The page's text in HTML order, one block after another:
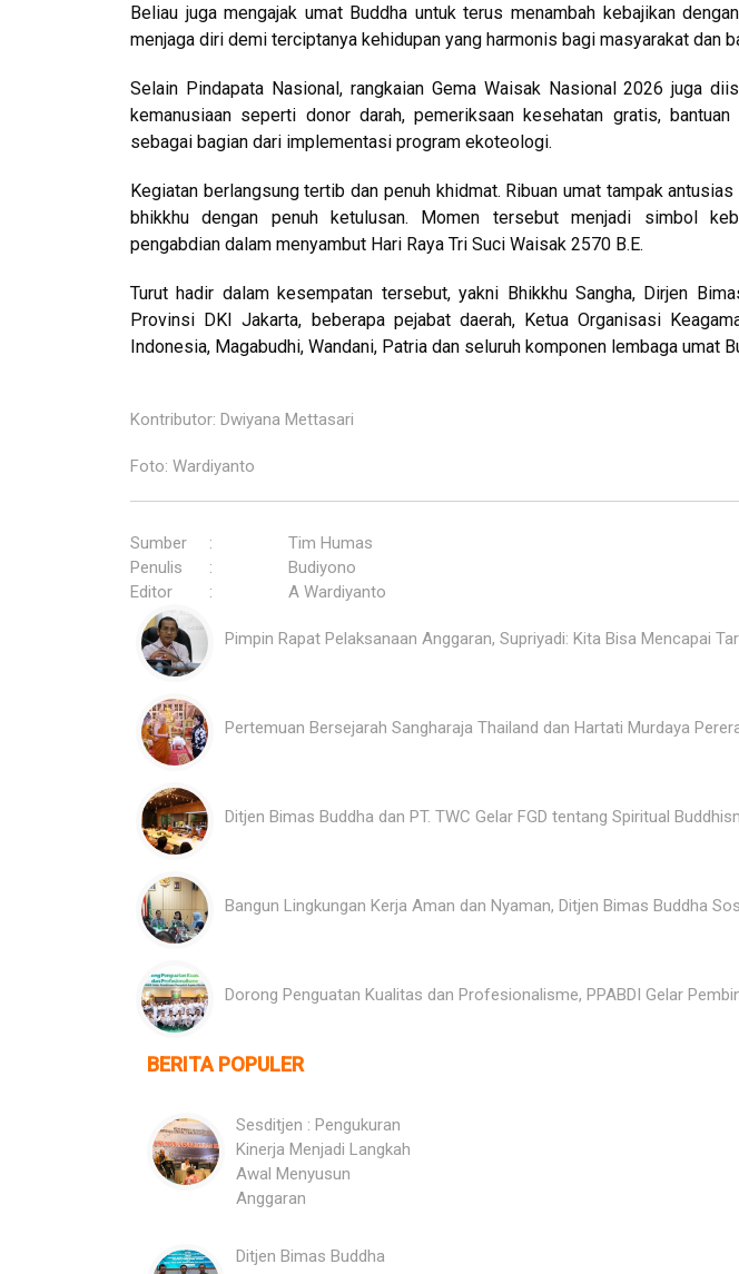
Beliau juga mengajak umat Buddha untuk terus menambah kebajikan
menjaga diri demi terciptanya kehidupan yang harmonis bagi masyarakat dan
Selain Pindapata Nasional, rangkaian Gema Waisak Nasional 2026 juga
kemanusiaan seperti donor darah, pemeriksaan kesehatan gratis,
sebagai bagian dari implementasi program ekoteologi.
Kegiatan berlangsung tertib dan penuh khidmat. Ribuan umat tampak
bhikkhu dengan penuh ketulusan. Momen tersebut menjadi simbol
pengabdian dalam menyambut Hari Raya Tri Suci Waisak 2570 B.E.
Turut hadir dalam kesempatan tersebut, yakni Bhikkhu Sangha, Dirjen
Provinsi DKI Jakarta, beberapa pejabat daerah, Ketua Organisasi
Indonesia, Magabudhi, Wandani, Patria dan seluruh komponen lembaga umat
Kontributor: Dwiyana Mettasari
Foto: Wardiyanto
Sumber :
Tim Humas
Penulis
:
Budiyono
Editor
: A Wardiyanto
Pimpin Rapat Pelaksanaan Anggaran, Supriyadi: Kita Bisa Mencapai
Pertemuan Bersejarah Sangharaja Thailand dan Hartati Murdaya
Ditjen Bimas Buddha dan PT. TWC Gelar FGD tentang Spiritual
Bangun Lingkungan Kerja Aman dan Nyaman, Ditjen Bimas Buddha
Dorong Penguatan Kualitas dan Profesionalisme, PPABDI Gelar
BERITA POPULER
Sesditjen : Pengukuran
Kinerja Menjadi Langkah
Awal Menyusun
Anggaran
Ditjen Bimas Buddha